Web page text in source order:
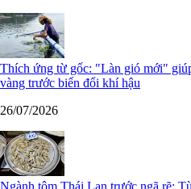
Thích ứng từ gốc: "Làn gió mới"
vàng trước biến đổi khí hậu
26/07/2026
Ngành tôm Thái Lan trước ngã rẽ: